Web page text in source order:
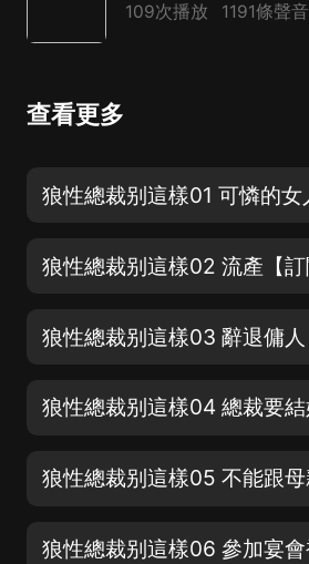
109次播放 1191條聲音
查看更多